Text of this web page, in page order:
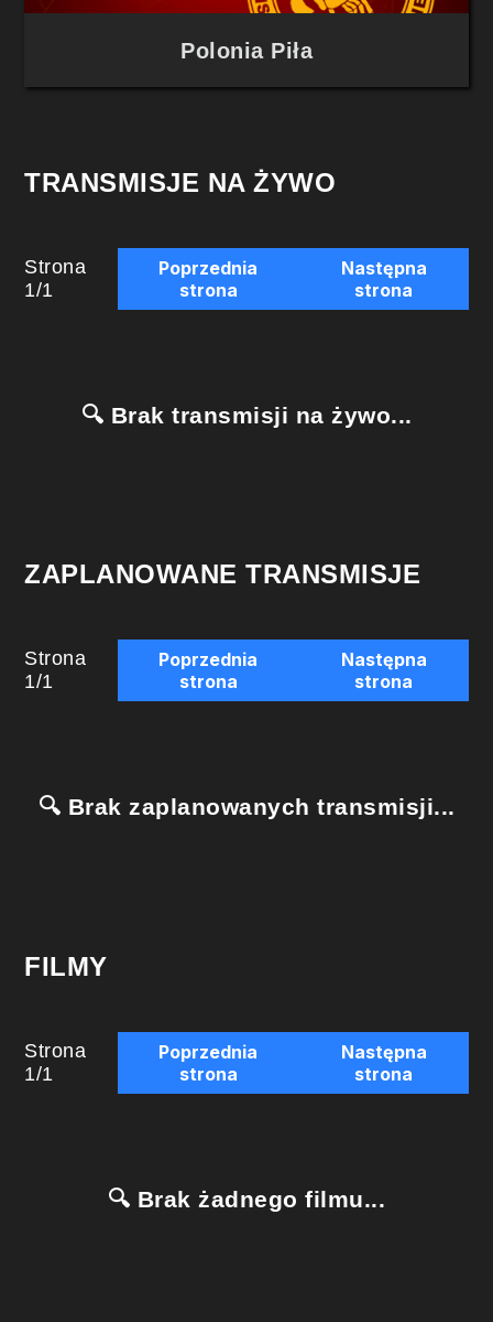
Polonia Piła
TRANSMISJE NA ŻYWO
Strona
1/1
Poprzednia
strona
Następna
strona
🔍 Brak transmisji na żywo...
ZAPLANOWANE TRANSMISJE
Strona
1/1
Poprzednia
strona
Następna
strona
🔍 Brak zaplanowanych transmisji...
FILMY
Strona
1/1
Poprzednia
strona
Następna
strona
🔍 Brak żadnego filmu...